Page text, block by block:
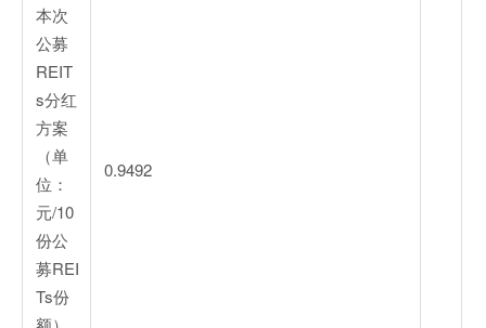
本次
公募
REIT
s分红
方案
（单
位：
元/10
份公
募REI
Ts份
0.9492